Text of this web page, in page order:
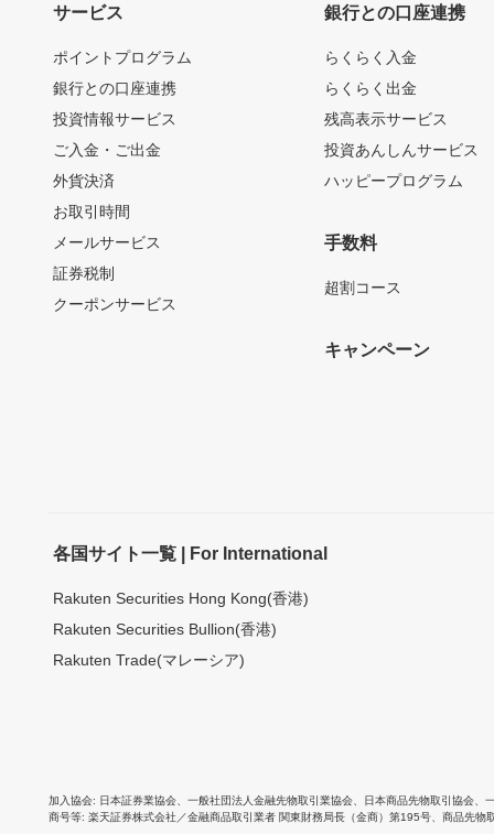
サービス
ポイントプログラム
銀行との口座連携
投資情報サービス
ご入金・ご出金
外貨決済
お取引時間
メールサービス
証券税制
クーポンサービス
銀行との口座連携
らくらく入金
らくらく出金
残高表示サービス
投資あんしんサービス
ハッピープログラム
手数料
超割コース
キャンペーン
各国サイト一覧 | For International
Rakuten Securities Hong Kong(香港)
Rakuten Securities Bullion(香港)
Rakuten Trade(マレーシア)
加入協会 日本証券業協会 一般社団法人金融先物取引業協会 日本商品先物取引協会
商号等 楽天証券株式会社／金融商品取引業者 関東財務局長（金商）第195号、商品先物